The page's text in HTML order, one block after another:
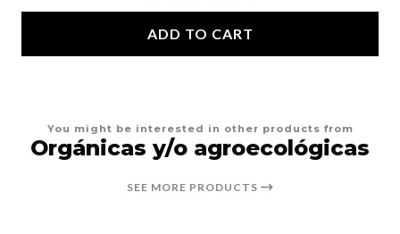
ADD TO CART
You might be interested in other products from
Orgánicas y/o agroecológicas
SEE MORE PRODUCTS